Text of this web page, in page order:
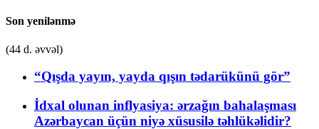
Son yenilənmə
(44 d. əvvəl)
“Qışda yayın, yayda qışın tədarükünü gör”
İdxal olunan inflyasiya: ərzağın bahalaşması
Azərbaycan üçün niyə xüsusilə təhlükəlidir?